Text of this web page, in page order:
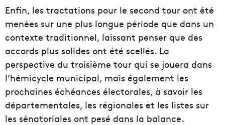
Enfin, les tractations pour le second tour ont été
menées sur une plus longue période que dans un
contexte traditionnel, laissant penser que des
accords plus solides ont été scellés. La
perspective du troisième tour qui se jouera dans
l’hémicycle municipal, mais également les
prochaines échéances électorales, à savoir les
départementales, les régionales et les listes sur
les sénatoriales ont pesé dans la balance.